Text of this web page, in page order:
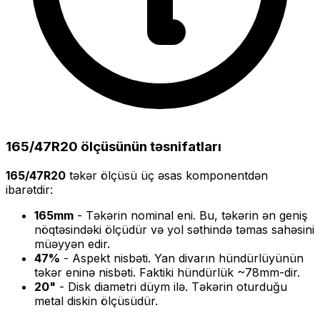
165/47R20 ölçüsünün təsnifatları
165/47R20 təkər ölçüsü üç əsas komponentdən
ibarətdir:
165mm - Təkərin nominal eni. Bu, təkərin ən geniş
nöqtəsindəki ölçüdür və yol səthində təmas sahəsini
müəyyən edir.
47% - Aspekt nisbəti. Yan divarın hündürlüyünün
təkər eninə nisbəti. Faktiki hündürlük ~78mm-dir.
20" - Disk diametri düym ilə. Təkərin oturduğu
metal diskin ölçüsüdür.